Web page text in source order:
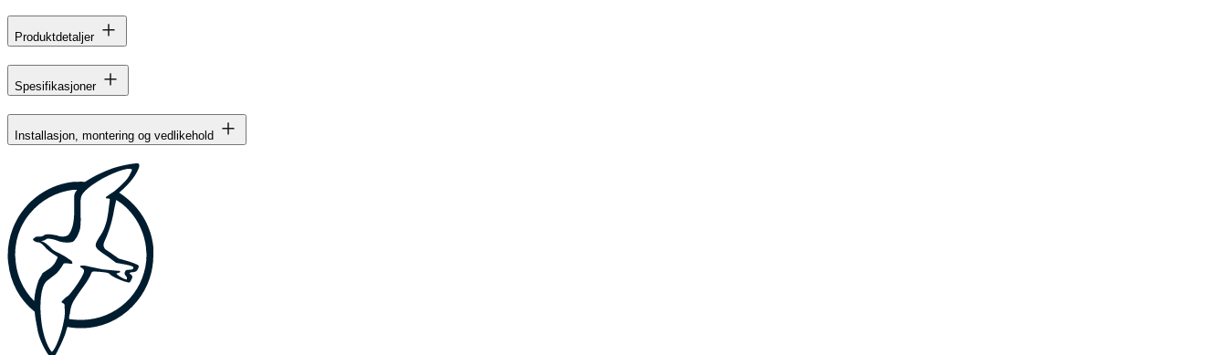
Produktdetaljer
Spesifikasjoner
Installasjon, montering og vedlikehold